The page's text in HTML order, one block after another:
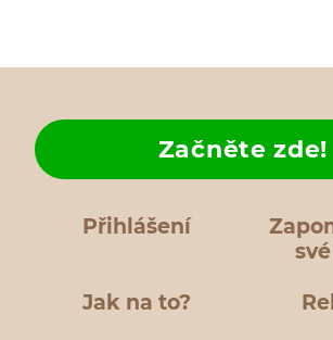
Přihlášení
Jak na to?
Začněte zde!